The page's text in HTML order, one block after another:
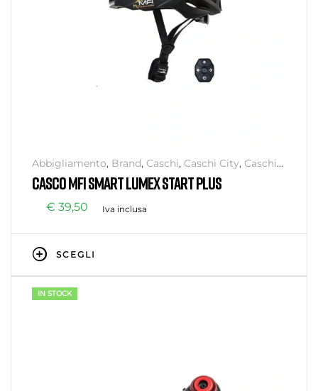
Abbigliamento, Brand, Caschi, Caschi City, Caschi
MTB,MFI,Outlet,Senza categoria
CASCO MFI SMART LUMEX START PLUS
€ 39,50 Iva inclusa
SCEGLI
IN STOCK